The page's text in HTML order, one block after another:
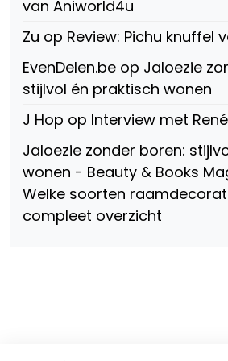
van Aniworld4u
Zu op Review: Pichu knuffel
EvenDelen.be op Jaloezie
stijlvol én praktisch wonen
J Hop op Interview met
Jaloezie zonder boren:
wonen - Beauty & Books
Welke soorten
compleet overzicht